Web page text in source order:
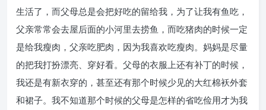
生活了，而父母总是会把好吃的留给我，为了让我有鱼吃，
父亲常常会去屋后面的小河里去捞鱼，而吃猪肉的时候一定
是给我瘦肉，父亲吃肥肉，因为我喜欢吃瘦肉。妈妈是尽量
的把我打扮漂亮、穿好看。父母的衣服上还有补丁的时候，
我还是有新衣穿的，甚至还有那个时候少见的大红棉袄外套
和裙子。我不知道那个时候的父母是怎样的省吃俭用才为我